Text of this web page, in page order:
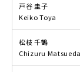
戸谷 圭子
Keiko Toya
松枝 千鶴
Chizuru Matsueda